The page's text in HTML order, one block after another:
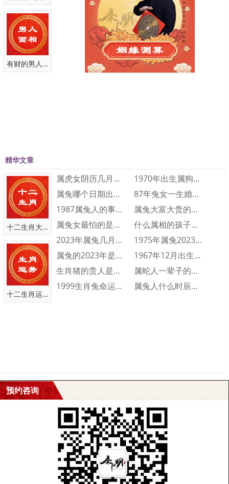
会郁郁不得，难以舒展。若不多加以注意，可能比较容易出现神经系
统、心脏等方面的问题。若因过于忧虑一些小事情而患上与神经系
统、心脏方面的疾病，则得不偿失。
属牛的女性朋友则要多注意妇科方面的问题，日常也要多注意个
人健康卫生，如有不适及时就诊问医，千万别不以为意而一拖再拖。
风水,阴宅风水,企业风水布局, 八字算命,奇门遁甲,起名改名
测算
中国有名八字算命大师_皇极派道家传人_断事
快速准确！
咨询微信
有财的男人面相
精华文章
十二生肖大全
十二生肖运势
属虎女阴历几月出生最好命 属虎的几月出生···
1970年出生属狗人2023年运势及运程···
属兔哪个日期出生大富大贵 属兔人几日出生···
87年兔女一生婚姻和财运怎么样 87年兔···
1987属兔人的事业运如何 1987属兔···
属兔大富大贵的出生时辰是什么时候 大富大···
属兔女最怕的是什么 属兔女人最怕什么
什么属相的孩子旺父母 三个属相的孩子旺父···
2023年属兔几月出生不好 2023年属···
1975年属兔2023年财运运势 197···
属兔的2023年是多少岁 属兔的2023···
1967年12月出生的人命运好不好 19···
生肖猪的贵人是什么属相 生肖猪一生的贵人···
属蛇人一辈子的命运分析 属蛇人一生命运如···
1999生肖兔命运怎么样 1999属兔人···
属兔人什么时辰出生会富贵双全 属兔人富贵···
预约咨询